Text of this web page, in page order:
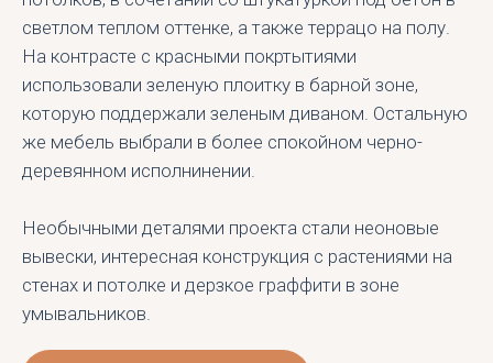
светлом теплом оттенке, а также террацо на полу.
На контрасте с красными покртытиями
использовали зеленую плоитку в барной зоне,
которую поддержали зеленым диваном. Остальную
же мебель выбрали в более спокойном черно-
деревянном исполнинении.
Необычными деталями проекта стали неоновые
вывески, интересная конструкция с растениями на
стенах и потолке и дерзкое граффити в зоне
умывальников.